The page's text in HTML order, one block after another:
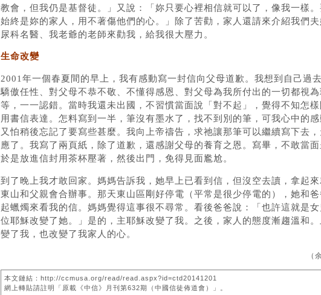
教會，但我仍是基督徒。」又說：「妳只要心裡相信就可以了，像我一樣。
始終是妳的家人，用不著傷他們的心。」除了苦勸，家人還請來介紹我們
尿科名醫、我老爺的老師來勸我，給我很大壓力。
生命改變
2001年一個春夏間的早上，我有感動寫一封信向父母道歉。我想到自己過
驕傲任性、對父母不恭不敬、不懂得感恩、對父母為我所付出的一切都視
等，一一認錯。當時我還未出國，不習慣當面說「對不起」，覺得不知怎樣
用書信表達。怎料寫到一半，筆沒有墨水了，找不到別的筆，可我心中的感
又怕稍後忘記了要寫些甚麼。我向上帝禱告，求祂讓那筆可以繼續寫下去
應了。我寫了兩頁紙，除了道歉，還感謝父母的養育之恩。寫畢，不敢當面
於是放進信封用茶杯壓著，然後出門，免得見面尷尬。
到了晚上我才敢回家。媽媽告訴我，她早上已看到信，但沒空去讀，拿起
東山和父親會合辦事。那天東山區剛好停電（平常是很少停電的），她和
起蠟燭來看我的信。媽媽覺得這事很不尋常。看後爸爸說：「也許這就是
位耶穌改變了她。」是的，主耶穌改變了我。之後，家人的態度漸趨溫和
變了我，也改變了我家人的心。
（
本文鏈結：http://ccmusa.org/read/read.aspx?id=ctd20141201
網上轉貼請註明「原載《中信》月刊第632期（中國信徒佈道會）」。